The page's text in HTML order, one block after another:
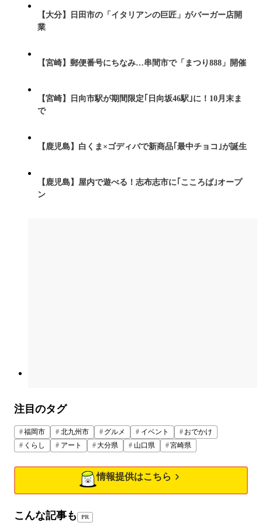
【大分】日田市の「イタリアンの巨匠」がバーガー店開
業
【宮崎】郵便番号にちなみ…串間市で「まつり888」開催
【宮崎】日向市駅が期間限定｢日向坂46駅｣に！10月末ま
で
【鹿児島】白くま×ゴディバで新商品｢最中チョコ｣が誕生
【鹿児島】屋内で遊べる！志布志市に｢こころば｣オープ
ン
注目のタグ
福岡市 北九州市 グルメ イベント
おでかけ
くらし
アート 大分県 山口県 宮崎県
情報提供はこちら
こんな記事も PR